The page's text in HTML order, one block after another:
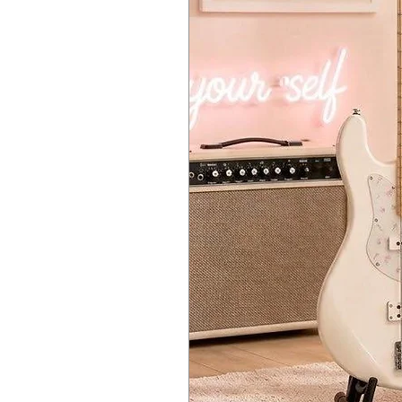
1 Tone (with Push/Pull
Pickup Selector: 3-Way Switch
Bridge: Single Hardtail bridge
Tuners: Cort® Staggered
Hardware: Black Nickel
Strings: D'Addario® EXL 110
拾音器选择器： 3 路开关 (3-Way
琴桥： 单硬尾琴桥，带穿体式
弦钮： Cort® 交错锁定式弦钮
硬件颜色： 黑镍色 (Black Nickel)
琴弦： D'Addario® EXL 110